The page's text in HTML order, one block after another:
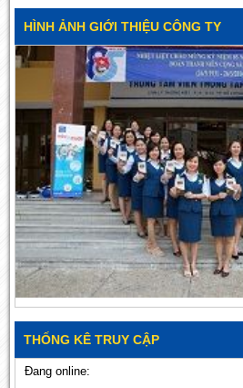
HÌNH ẢNH GIỚI THIỆU CÔNG TY
THỐNG KÊ TRUY CẬP
Đang online: